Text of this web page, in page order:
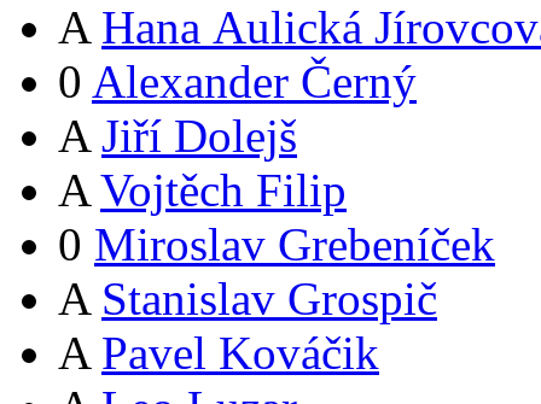
A Hana Aulická
0 Alexander Černý
A Jiří Dolejš
A Vojtěch Filip
0 Miroslav Grebeníček
A Stanislav Grospič
A Pavel Kováčik